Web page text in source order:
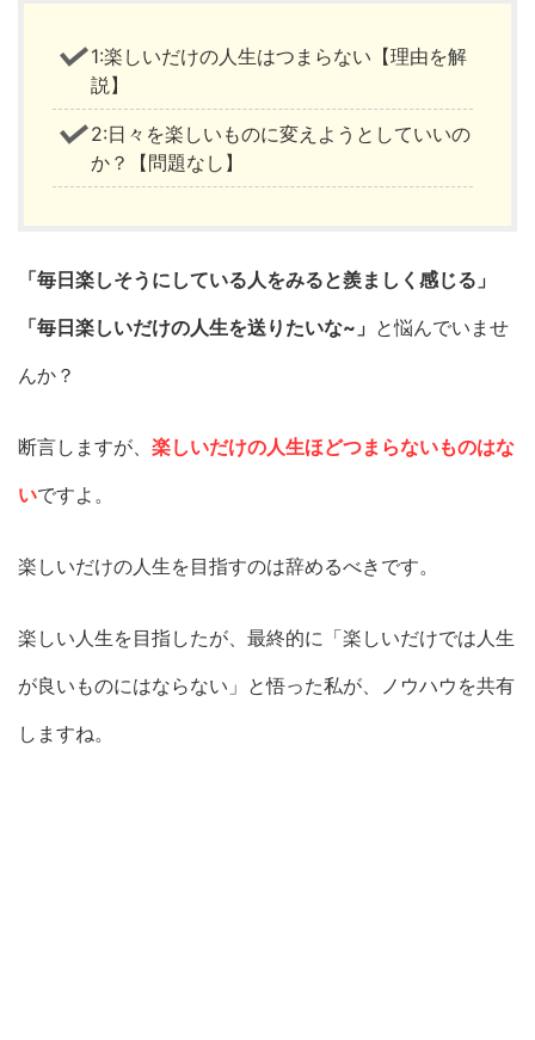
1:楽しいだけの人生はつまらない【理由を解
説】
2:日々を楽しいものに変えようとしていいの
か？【問題なし】
「毎日楽しそうにしている人をみると羨ましく感じる」
「毎日楽しいだけの人生を送りたいな~」 と悩んでいませ
んか？
断言しますが、 楽しいだけの人生ほどつまらないものはな
いですよ。
楽しいだけの人生を目指すのは辞めるべきです。
楽しい人生を目指したが、最終的に「楽しいだけでは人生
が良いものにはならない」と悟った私が、ノウハウを共有
しますね。